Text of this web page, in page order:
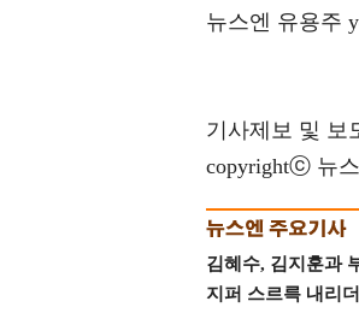
뉴스엔 유용주
기사제보 및 보
copyrightⓒ 뉴
김혜수, 김지훈과
지퍼 스르륵 내리